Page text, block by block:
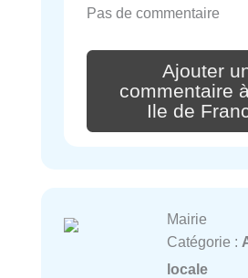
Pas de commentaire
Ajouter
commentaire
Ile de
Mairie
Catégorie :
locale